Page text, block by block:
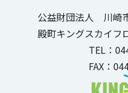
公益財団法人 川崎
殿町キングスカイフ
TEL：
FAX：